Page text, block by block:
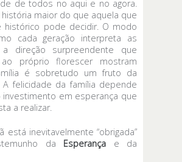
de todos no aqui e no agora.
maior do que aquela que
histórico pode decidir. O modo
cada geração interpreta as
direção surpreendente que
próprio florescer mostram
é sobretudo um fruto da
A felicidade da família depende
em esperança que
a realizar.
está inevitavelmente “obrigada”
da Esperança e da